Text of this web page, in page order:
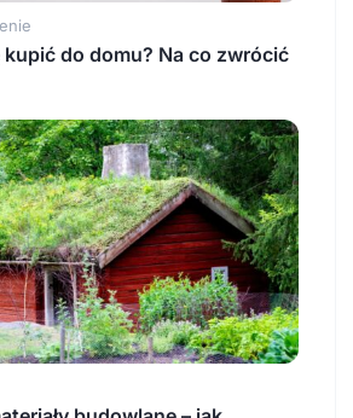
do domu? Na co zwrócić